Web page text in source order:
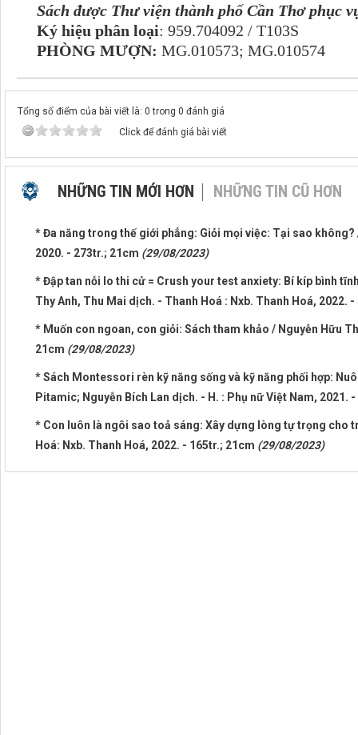
Sách được Thư viện thành phố Cần Thơ phục
Ký hiệu phân loại: 959.704092 / T103S
PHÒNG MƯỢN: MG.010573; MG.010574
Tổng số điểm của bài viết là: 0 trong 0 đánh giá
Click để đánh giá bài viết
NHỮNG TIN MỚI HƠN NHỮNG TIN CŨ HƠN
* Đa năng trong thế giới phẳng: Giỏi mọi việc: Tại sao
2020. - 273tr.; 21cm (29/08/2023)
* Đập tan nỗi lo thi cử = Crush your test anxiety: Bí kíp bình
Thy Anh, Thu Mai dịch. - Thanh Hoá : Nxb. Thanh Hoá, 2022.
* Muốn con ngoan, con giỏi: Sách tham khảo / Nguyễn Hữu
21cm (29/08/2023)
* Sách Montessori rèn kỹ năng sống và kỹ năng phối hợp:
Pitamic; Nguyễn Bích Lan dịch. - H. : Phụ nữ Việt Nam, 2021.
* Con luôn là ngôi sao toả sáng: Xây dựng lòng tự trọng cho
Hoá: Nxb. Thanh Hoá, 2022. - 165tr.; 21cm (29/08/2023)